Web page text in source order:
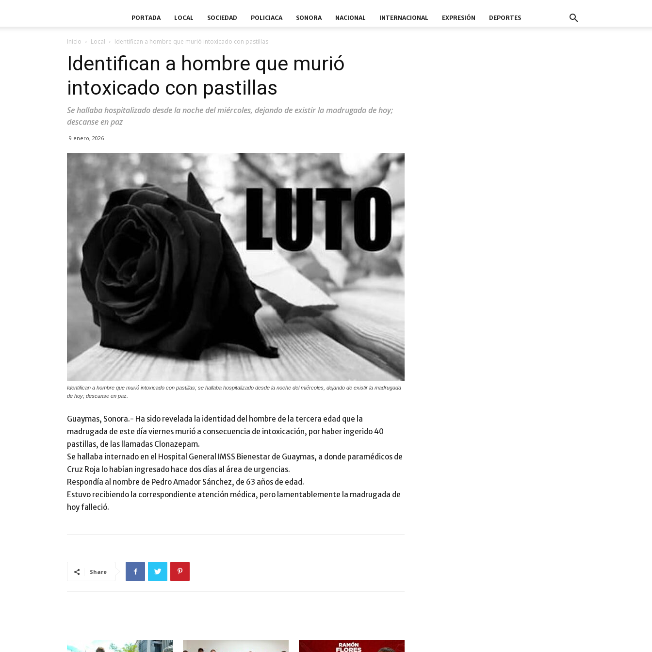
PORTADA LOCAL SOCIEDAD POLICIACA SONORA NACIONAL INTERNACIONAL EXPRESIÓN DEPORTES
Inicio Local Identifican a hombre que murió intoxicado con pastillas
Identifican a hombre que murió
intoxicado con pastillas
Se hallaba hospitalizado desde la noche del miércoles, dejando de existir la madrugada de hoy;
descanse en paz
9 enero, 2026
Identifican a hombre que murió intoxicado con pastillas; se hallaba hospitalizado desde la noche del miércoles, dejando de existir la madrugada
de hoy; descanse en paz.
Guaymas, Sonora.- Ha sido revelada la identidad del hombre de la tercera edad que la
madrugada de este día viernes murió a consecuencia de intoxicación, por haber ingerido 40
pastillas, de las llamadas Clonazepam.
Se hallaba internado en el Hospital General IMSS Bienestar de Guaymas, a donde paramédicos de
Cruz Roja lo habían ingresado hace dos días al área de urgencias.
Respondía al nombre de Pedro Amador Sánchez, de 63 años de edad.
Estuvo recibiendo la correspondiente atención médica, pero lamentablemente la madrugada de
hoy falleció.
Share